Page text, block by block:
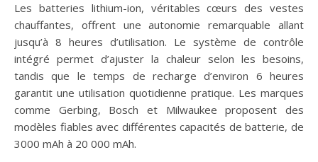
Les batteries lithium-ion, véritables cœurs des vestes
chauffantes, offrent une autonomie remarquable allant
jusqu’à 8 heures d’utilisation. Le système de contrôle
intégré permet d’ajuster la chaleur selon les besoins,
tandis que le temps de recharge d’environ 6 heures
garantit une utilisation quotidienne pratique. Les marques
comme Gerbing, Bosch et Milwaukee proposent des
modèles fiables avec différentes capacités de batterie, de
3000 mAh à 20 000 mAh.